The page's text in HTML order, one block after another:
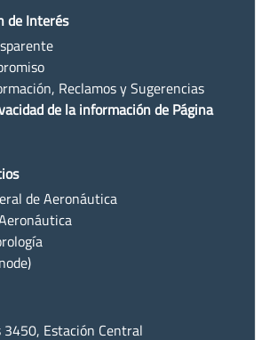
de Interés
Reclamos y Sugerencias
de la información de Página
de Aeronáutica
3450, Estación Central